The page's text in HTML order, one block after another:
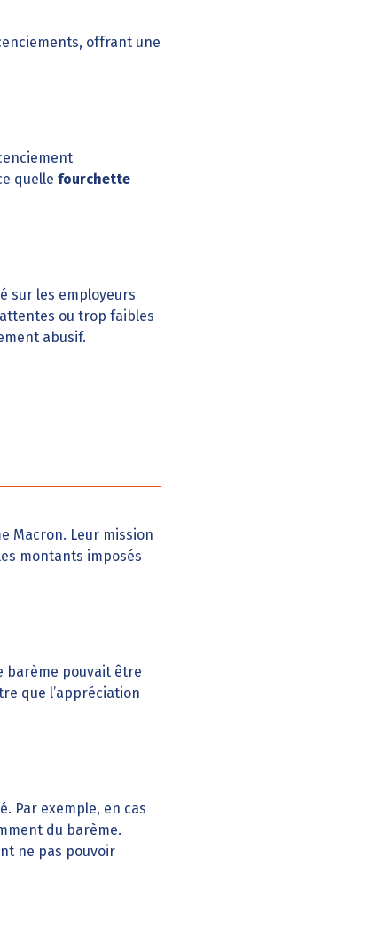
offrant une
quelle fourchette
sur les employeurs
ou trop faibles
abusif.
Macron. Leur mission
montants imposés
barème pouvait être
que l’appréciation
Par exemple, en cas
du barème.
ne pas pouvoir